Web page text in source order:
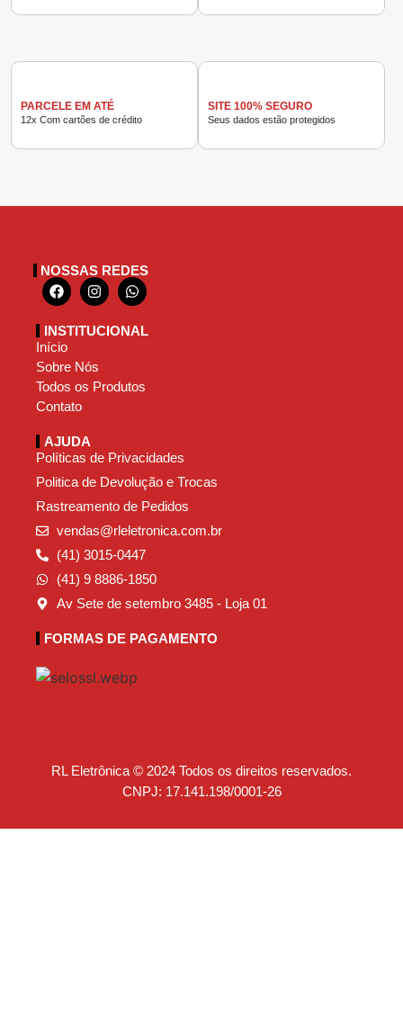
PARCELE EM ATÉ
12x Com cartões de crédito
SITE 100% SEGURO
Seus dados estão protegidos
NOSSAS REDES
INSTITUCIONAL
Início
Sobre Nós
Todos os Produtos
Contato
AJUDA
Políticas de Privacidades
Politica de Devolução e Trocas
Rastreamento de Pedidos
vendas@rleletronica.com.br
(41) 3015-0447
(41) 9 8886-1850
Av Sete de setembro 3485 - Loja 01
FORMAS DE PAGAMENTO
RL Eletrônica © 2024 Todos os direitos reservados.
CNPJ: 17.141.198/0001-26